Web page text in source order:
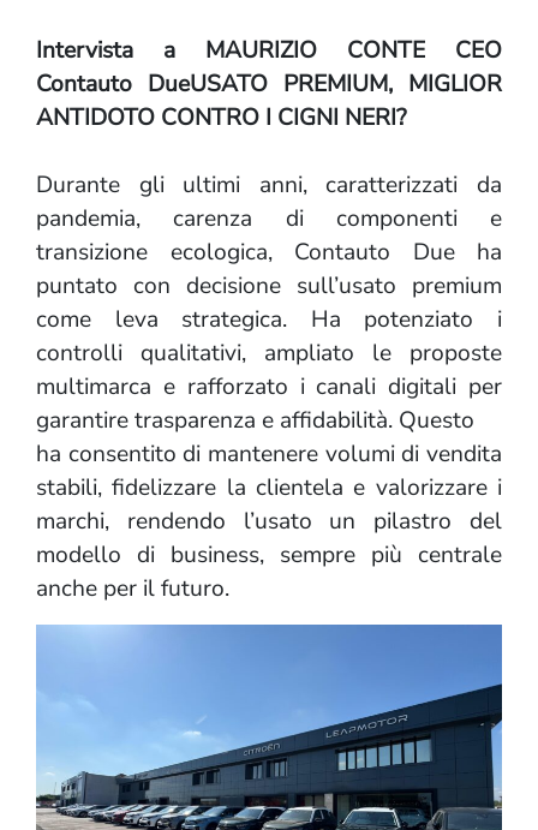
Intervista a MAURIZIO CONTE CEO
Contauto DueUSATO PREMIUM, MIGLIOR
ANTIDOTO CONTRO I CIGNI NERI?
Durante gli ultimi anni, caratterizzati da
pandemia, carenza di componenti e
transizione ecologica, Contauto Due ha
puntato con decisione sull’usato premium
come leva strategica. Ha potenziato i
controlli qualitativi, ampliato le proposte
multimarca e rafforzato i canali digitali per
garantire trasparenza e affidabilità. Questo
ha consentito di mantenere volumi di vendita
stabili, fidelizzare la clientela e valorizzare i
marchi, rendendo l’usato un pilastro del
modello di business, sempre più centrale
anche per il futuro.